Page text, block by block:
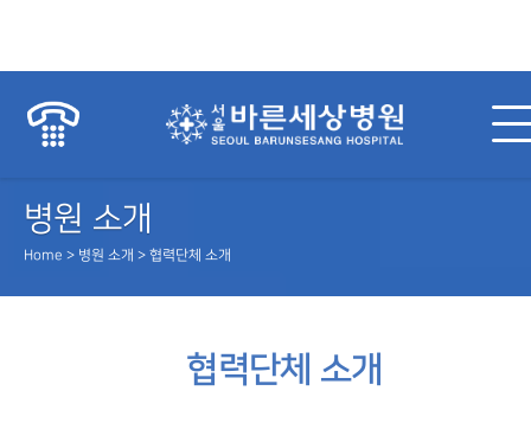
병원 소개
Home > 병원 소개 > 협력단체 소개
협력단체 소개